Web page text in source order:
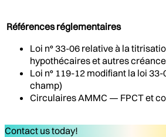
Références réglementaires
Loi n° 33-06 relative à la
hypothécaires et autres
Loi n° 119-12 modifiant la loi
champ)
Circulaires AMMC — FPCT et
Contact us today!